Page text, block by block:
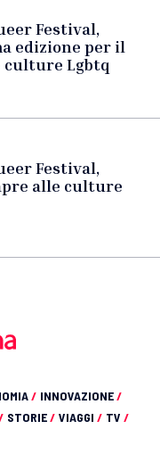
Festival,
edizione per il
culture Lgbtq
Festival,
alle culture
/ INNOVAZIONE/
STORIE/ VIAGGI / TV /